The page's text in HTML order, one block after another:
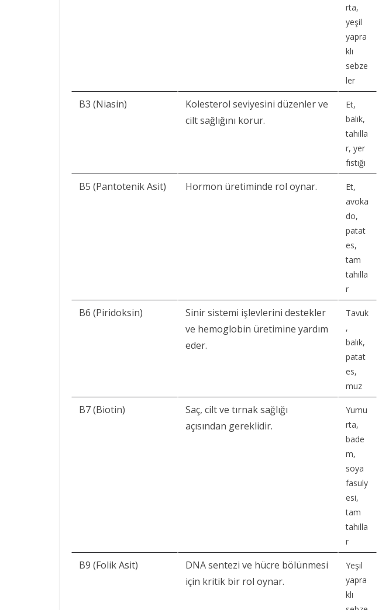
rta,
yeşil
yapra
klı
sebze
ler
B3 (Niasin)
Kolesterol seviyesini düzenler ve
cilt sağlığını korur.
Et,
balık,
tahılla
r, yer
fıstığı
B5 (Pantotenik Asit) Hormon üretiminde rol oynar.
Et,
avoka
do,
patat
es,
tam
tahılla
r
B6 (Piridoksin)
Sinir sistemi işlevlerini destekler
ve hemoglobin üretimine yardım
eder.
Tavuk
,
balık,
patat
es,
muz
B7 (Biotin)
Saç, cilt ve tırnak sağlığı
açısından gereklidir.
Yumu
rta,
bade
m,
soya
fasuly
esi,
tam
tahılla
r
B9 (Folik Asit)
DNA sentezi ve hücre bölünmesi
için kritik bir rol oynar.
Yeşil
yapra
klı